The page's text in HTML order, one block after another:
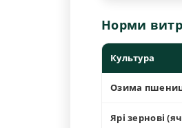
Норми
Культура
Озима
Ярі зернові